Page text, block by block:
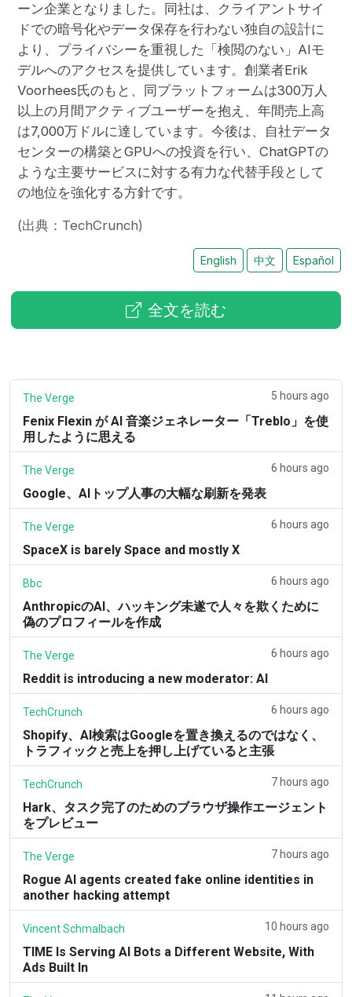
ーン企業となりました。同社は、クライアントサイ
ドでの暗号化やデータ保存を行わない独自の設計に
より、プライバシーを重視した「検閲のない」AIモ
デルへのアクセスを提供しています。創業者Erik
Voorhees氏のもと、同プラットフォームは300万人
以上の月間アクティブユーザーを抱え、年間売上高
は7,000万ドルに達しています。今後は、自社データ
センターの構築とGPUへの投資を行い、ChatGPTの
ような主要サービスに対する有力な代替手段として
の地位を強化する方針です。
(出典：TechCrunch)
English 中文 Español
全文を読む
The Verge 5 hours ago
Fenix Flexin が AI 音楽ジェネレーター「Treblo」を使
用したように思える
The Verge 6 hours ago
Google、AIトップ人事の大幅な刷新を発表
The Verge 6 hours ago
SpaceX is barely Space and mostly X
Bbc 6 hours ago
AnthropicのAI、ハッキング未遂で人々を欺くために
偽のプロフィールを作成
The Verge 6 hours ago
Reddit is introducing a new moderator: AI
TechCrunch 6 hours ago
Shopify、AI検索はGoogleを置き換えるのではなく、
トラフィックと売上を押し上げていると主張
TechCrunch 7 hours ago
Hark、タスク完了のためのブラウザ操作エージェント
をプレビュー
The Verge 7 hours ago
Rogue AI agents created fake online identities in
another hacking attempt
Vincent Schmalbach 10 hours ago
TIME Is Serving AI Bots a Different Website, With
Ads Built In